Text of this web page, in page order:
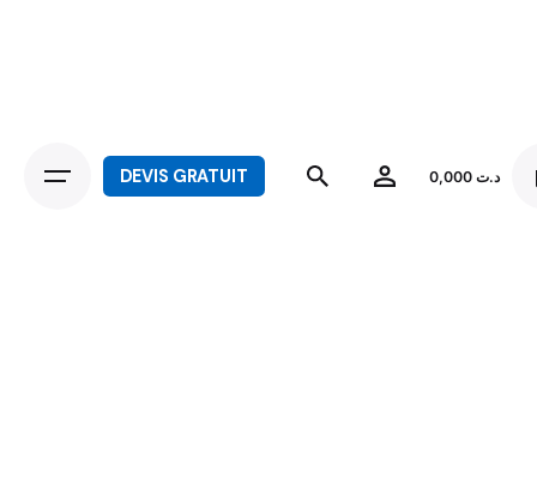
DEVIS GRATUIT د.ت0,000